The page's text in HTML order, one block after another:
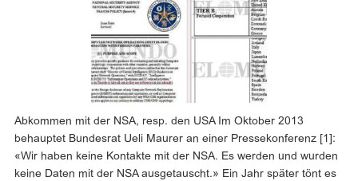
Abkommen mit der NSA, resp. den USA Im Oktober 2013
behauptet Bundesrat Ueli Maurer an einer Pressekonferenz [1]:
«Wir haben keine Kontakte mit der NSA. Es werden und wurden
keine Daten mit der NSA ausgetauscht.» Ein Jahr später tönt es